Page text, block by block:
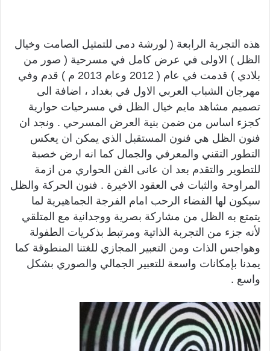
هذه التجربة الرابعة ( لورشة دمى للتمثيل الصامت وخيال
الظل ) الاولى في عرض كامل في مسرحية ( صور من
بلادي ) قدمت في عام ( 2012 وعام 2013 م ) قدم وفي
مهرجان الشباب العربي الاول في بغداد ، اضافة الى
تصميم مشاهد مايم خيال الظل في مسرحيات حوارية
كجزء اساس من ضمن بنية العرض المسرحي . ونجد ان
فنون الظل هي فنون المستقبل الذي يمكن ان يعكس
التطور التقني والمعرفي والجمال كما انه ارض خصبة
للتطوير والتقدم بعد ان عانى الفن الحواري من ازمة
المراوحة والثبات في العقود الاخيرة . فنون الحركة والظل
سيكون لها الفضاء الرحب امام الفرجة الجماهيرية لما
يتمتع به الظل من مشاركة بصرية ووجدانية مع المتلقي
لأنه جزء من التجربة الذاتية ومرتبط بذكريات الطفولة
وهواجس الذات ومن التعبير المجازي للغتنا المنطوقة كما
يمدنا بإمكانات واسعة للتعبير الجمالي والصوري بشكل
واسع .